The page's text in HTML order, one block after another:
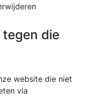
die
website die niet
via